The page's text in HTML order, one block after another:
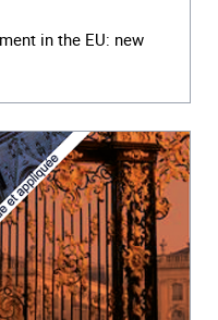
in the EU: new